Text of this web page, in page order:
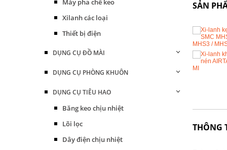
Máy pha chế keo
Xilanh các loại
Thiết bị điện
DỤNG CỤ ĐỒ MÀI
DỤNG CỤ PHÒNG KHUÔN
DỤNG CỤ TIÊU HAO
Băng keo chịu nhiệt
Lõi lọc
Dây điện chịu nhiệt
SẢN
THÔNG